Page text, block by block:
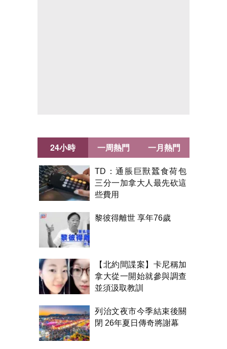
24小時
TD：通脹巨獸蠶食荷包
三分一加拿大人最先砍這
些費用
黎彼得離世 享年76歲
【北約間諜案】卡尼稱加
拿大從一開始就參與調查
並須汲取教訓
列治文夜市今季結束後關
閉 26年夏日傳奇將謝幕
一周熱門 一月熱門